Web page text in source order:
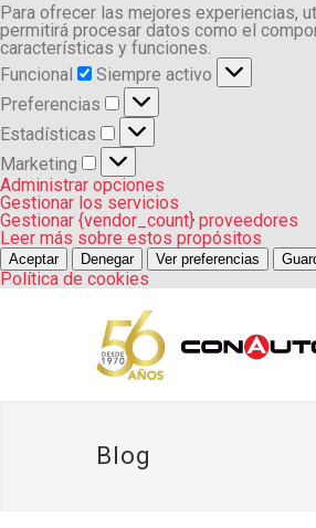
Para ofrecer las mejores experiencias,
permitirá procesar datos como el
características y funciones.
Funcional
Funcional
Siempre activo
Preferencias
Preferencias
Estadísticas
Estadísticas
Marketing
Marketing
Administrar opciones
Gestionar los servicios
Gestionar {vendor_count} proveedores
Leer más sobre estos propósitos
Aceptar Denegar Ver preferencias
Política de cookies
Blog